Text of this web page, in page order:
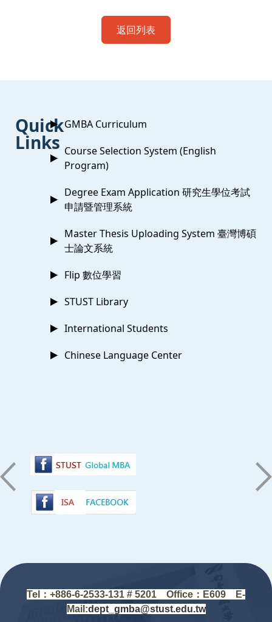
返回列表
Quick
Links
GMBA Curriculum
Course Selection System (English
Program)
Degree Exam Application 研究生學位考試
申請暨管理系統
Master Thesis Uploading System 臺灣博碩
士論文系統
Flip 數位學習
STUST Library
International Students
Chinese Language Center
Tel：+886-6-2533-131 # 5201 Office ： E609 E-
Mail:dept_gmba@stust.edu.tw